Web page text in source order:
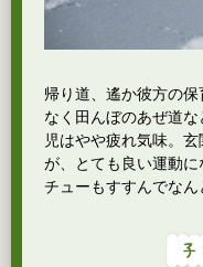
帰り道、遙か彼方の
なく田んぼのあぜ道
児はやや疲れ気味。
が、とても良い運動
チューもすすんでなん